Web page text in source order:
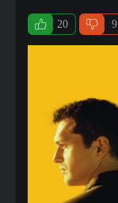
20 9